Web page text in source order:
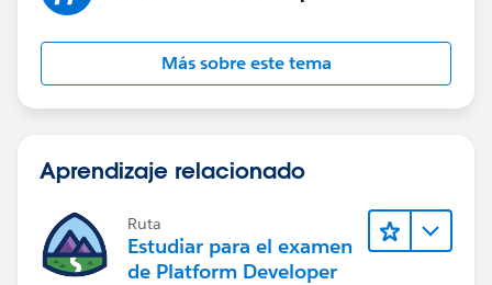
Más sobre este tema
Aprendizaje relacionado
Ruta
Estudiar para el examen
de Platform Developer